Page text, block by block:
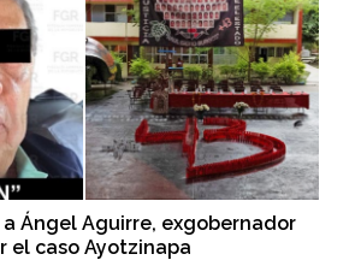
a Ángel Aguirre, exgobernador
el caso Ayotzinapa